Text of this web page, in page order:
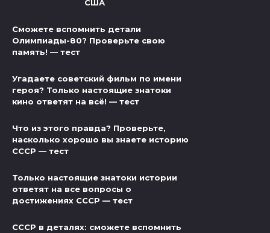
США
Сможете вспомнить детали
Олимпиады-80? Проверьте свою
память! — тест
Угадаете советский фильм по имени
героя? Только настоящие знатоки
кино ответят на всё! — тест
Что из этого правда? Проверьте,
насколько хорошо вы знаете историю
СССР — тест
Только настоящие знатоки истории
ответят на все вопросы о
достижениях СССР — тест
СССР в деталях: сможете вспомнить